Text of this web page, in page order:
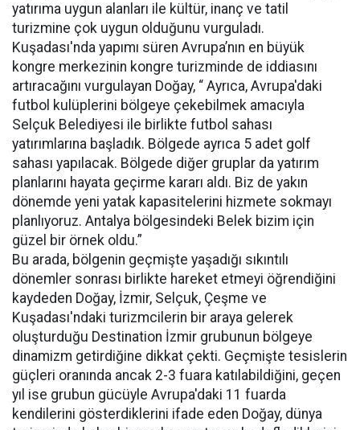
yatırıma uygun alanları ile kültür, inanç ve tatil
turizmine çok uygun olduğunu vurguladı.
Kuşadası'nda yapımı süren Avrupa’nın en büyük
kongre merkezinin kongre turizminde de iddiasını
artıracağını vurgulayan Doğay, “ Ayrıca, Avrupa'daki
futbol kulüplerini bölgeye çekebilmek amacıyla
Selçuk Belediyesi ile birlikte futbol sahası
yatırımlarına başladık. Bölgede ayrıca 5 adet golf
sahası yapılacak. Bölgede diğer gruplar da yatırım
planlarını hayata geçirme kararı aldı. Biz de yakın
dönemde yeni yatak kapasitelerini hizmete sokmayı
planlıyoruz. Antalya bölgesindeki Belek bizim için
güzel bir örnek oldu.”
Bu arada, bölgenin geçmişte yaşadığı sıkıntılı
dönemler sonrası birlikte hareket etmeyi öğrendiğini
kaydeden Doğay, İzmir, Selçuk, Çeşme ve
Kuşadası'ndaki turizmcilerin bir araya gelerek
oluşturduğu Destination İzmir grubunun bölgeye
dinamizm getirdiğine dikkat çekti. Geçmişte tesislerin
güçleri oranında ancak 2-3 fuara katılabildiğini, geçen
yıl ise grubun gücüyle Avrupa'daki 11 fuarda
kendilerini gösterdiklerini ifade eden Doğay, dünya